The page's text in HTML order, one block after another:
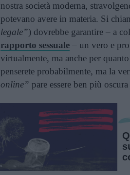
nostra società moderna,
potevano avere in materia. Si
legale”) dovrebbe garantire – a
rapporto sessuale – un vero e
virtualmente, ma anche per
penserete probabilmente, ma la
online” pare essere ben più